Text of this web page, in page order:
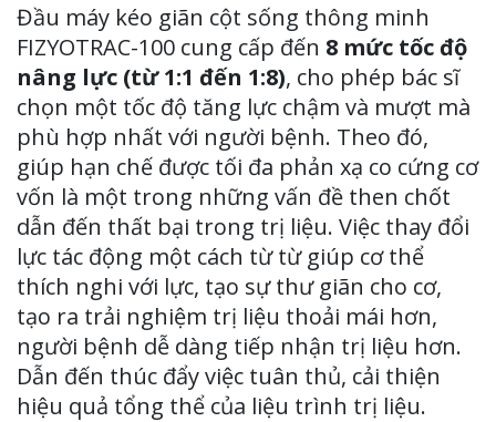
Đầu máy kéo giãn cột sống thông minh
FIZYOTRAC-100 cung cấp đến 8 mức tốc độ
nâng lực (từ 1:1 đến 1:8), cho phép bác sĩ
chọn một tốc độ tăng lực chậm và mượt mà
phù hợp nhất với người bệnh. Theo đó,
giúp hạn chế được tối đa phản xạ co cứng cơ
vốn là một trong những vấn đề then chốt
dẫn đến thất bại trong trị liệu. Việc thay đổi
lực tác động một cách từ từ giúp cơ thể
thích nghi với lực, tạo sự thư giãn cho cơ,
tạo ra trải nghiệm trị liệu thoải mái hơn,
người bệnh dễ dàng tiếp nhận trị liệu hơn.
Dẫn đến thúc đẩy việc tuân thủ, cải thiện
hiệu quả tổng thể của liệu trình trị liệu.